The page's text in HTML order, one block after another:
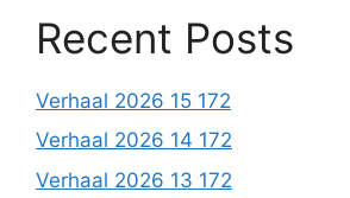
Recent Posts
Verhaal 2026 15 172
Verhaal 2026 14 172
Verhaal 2026 13 172